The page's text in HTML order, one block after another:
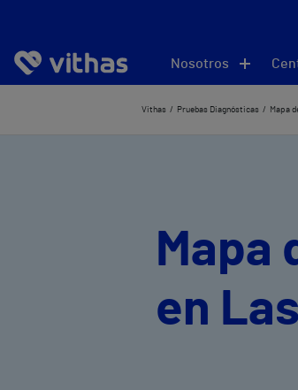
Nosotros
Vithas Pruebas Diagnósticas Mapa
Mapa
en